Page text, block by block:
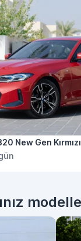
New Gen